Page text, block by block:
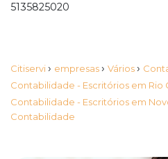
5135825020
Citiservi › empresas › Vários ›
Contabilidade - Escritórios em Rio
Contabilidade - Escritórios em
Contabilidade